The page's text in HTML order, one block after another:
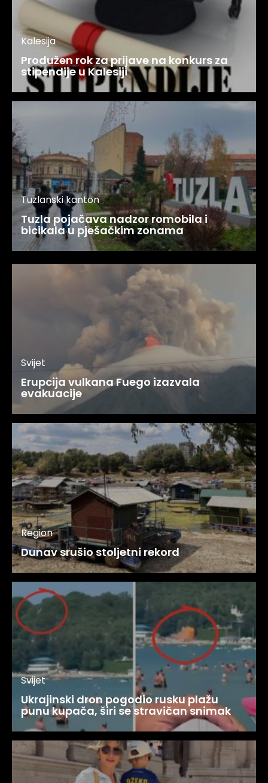
Kalesija
Produžen rok za prijave na konkurs za
stipendije u Kalesiji
Tuzlanski kanton
Tuzla pojačava nadzor romobila i
bicikala u pješačkim zonama
Svijet
Erupcija vulkana Fuego izazvala
evakuacije
Region
Dunav srušio stoljetni rekord
Svijet
Ukrajinski dron pogodio rusku plažu
punu kupača, širi se stravičan snimak